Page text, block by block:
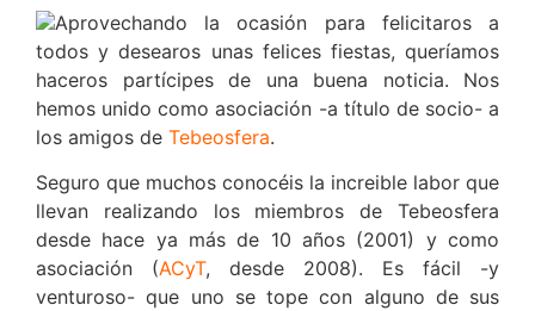
Aprovechando la ocasión para felicitaros a
todos y desearos unas felices fiestas, queríamos
haceros partícipes de una buena noticia. Nos
hemos unido como asociación -a título de socio- a
los amigos de Tebeosfera.
Seguro que muchos conocéis la increible labor que
llevan realizando los miembros de Tebeosfera
desde hace ya más de 10 años (2001) y como
asociación (ACyT, desde 2008). Es fácil -y
venturoso- que uno se tope con alguno de sus